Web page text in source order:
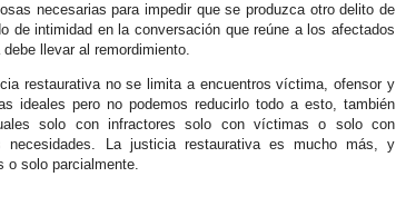
necesarias para impedir que se produzca otro delito de
de intimidad en la conversación que reúne a los afectados
llevar al remordimiento.
restaurativa no se limita a encuentros víctima, ofensor y
ideales pero no podemos reducirlo todo a esto, también
solo con infractores solo con víctimas o solo con
necesidades. La justicia restaurativa es mucho más, y
o solo parcialmente.